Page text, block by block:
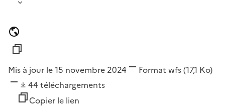
Mis à jour le 15 novembre 2024 Format wfs(17,1 Ko)
44 téléchargements
Copier le lien